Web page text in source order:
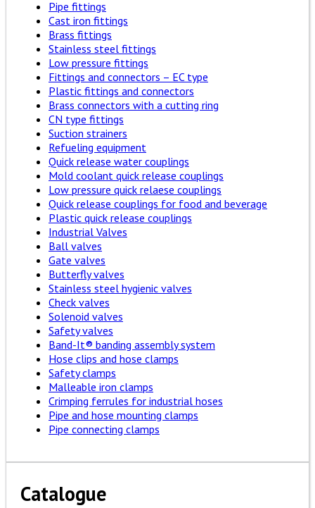
Pipe fittings
Cast iron fittings
Brass fittings
Stainless steel fittings
Low pressure fittings
Fittings and connectors – EC type
Plastic fittings and connectors
Brass connectors with a cutting ring
CN type fittings
Suction strainers
Refueling equipment
Quick release water couplings
Mold coolant quick release couplings
Low pressure quick relaese couplings
Quick release couplings for food and beverage
Plastic quick release couplings
Industrial Valves
Ball valves
Gate valves
Butterfly valves
Stainless steel hygienic valves
Check valves
Solenoid valves
Safety valves
Band-It® banding assembly system
Hose clips and hose clamps
Safety clamps
Malleable iron clamps
Crimping ferrules for industrial hoses
Pipe and hose mounting clamps
Pipe connecting clamps
Catalogue